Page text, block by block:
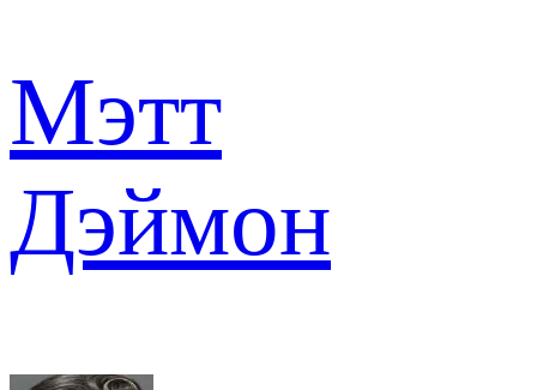
Мэтт
Дэймон